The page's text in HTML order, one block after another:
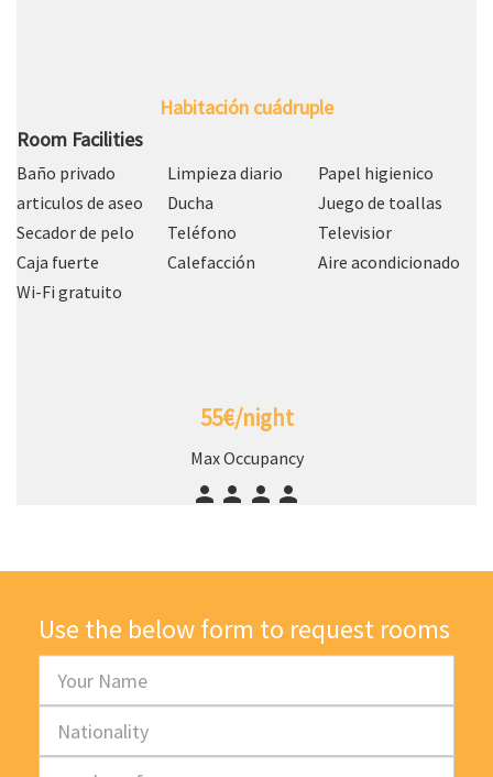
Habitación cuádruple
Room Facilities
Baño privado Limpieza diario
Papel higienico
articulos de aseo
Ducha
Juego de toallas
Secador de pelo
Teléfono
Televisior
Caja fuerte
Calefacción
Aire acondicionado
Wi-Fi gratuito
55€/night
Max Occupancy
Use the below form to request rooms